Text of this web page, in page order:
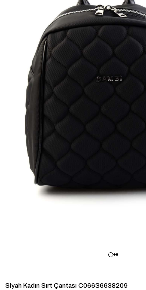
Siyah Kadın Sırt Çantası C06636638209